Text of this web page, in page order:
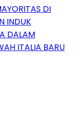
DI
INDUK
DALAM
ITALIA BARU